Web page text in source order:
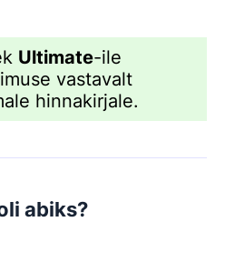
Ultimate-ile
vastavalt
hinnakirjale.
abiks?